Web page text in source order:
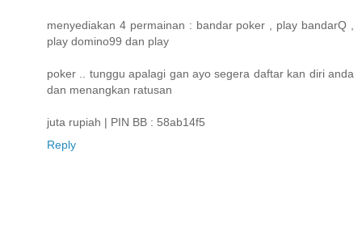
menyediakan 4 permainan : bandar poker , play bandarQ ,
play domino99 dan play
poker .. tunggu apalagi gan ayo segera daftar kan diri anda
dan menangkan ratusan
juta rupiah | PIN BB : 58ab14f5
Reply